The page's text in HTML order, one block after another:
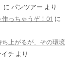
に パンツアー より
っちゃうぞ！01 に
上がるが、その環境
チ より